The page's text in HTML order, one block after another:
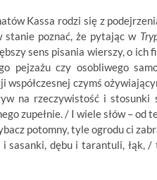
Kassa rodzi się z
poznać, że pytając w
sens pisania wierszy, o
pejzażu czy osobliwego
współczesnej czymś
na rzeczywistość i stosunki
zupełnie. / I wiele słów – od
potomny, tyle ogrodu ci
sasanki, dębu i tarantuli, łąk,